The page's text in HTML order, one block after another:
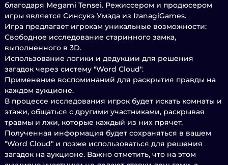
благодаря Megami Tensei. Режиссером и продюсером
игры является Синсукэ Умэда из IzanagiGames.
Игра предлагает игрокам уникальные возможности:
Свободное исследование старинного замка,
выполненного в 3D.
Использование логики и дедукции для решения
загадок через систему "Word Cloud".
Применение воспоминаний для раскрытия правды на
каждом аукционе.
В процессе исследования игрок будет искать комнаты и
этажи, общаться с другими участниками, раскрывая
травмы и лжи, которые каждый из них прячет.
Полученная информация будет сохраняться в вашем
"Word Cloud" и позже использоваться для решения
загадок на аукционе. Важно отметить, что на этом